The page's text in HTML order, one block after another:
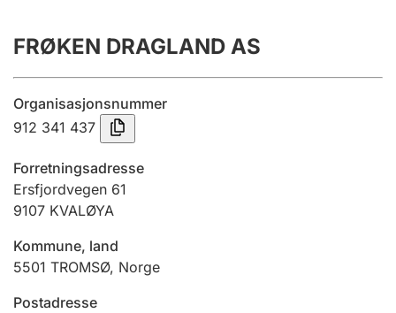
Årsrekneskap
Innsending og forseinkingsgebyr
Tinglysing
Jeger
Ektepaktrettleiaren
FRØKEN DRAGLAND AS
Organisasjonsnummer
912 341 437
Forretningsadresse
Ersfjordvegen 61
9107 KVALØYA
Kommune, land
5501 TROMSØ, Norge
Postadresse